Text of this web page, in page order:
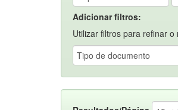
Adicionar filtros:
Utilizar filtros para refinar